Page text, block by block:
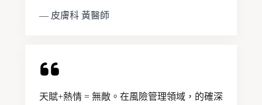
— 皮膚科 黃醫師
天賦+熱情 = 無敵。在風險管理領域，的確深